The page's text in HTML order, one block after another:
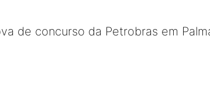
de concurso da Petrobras em